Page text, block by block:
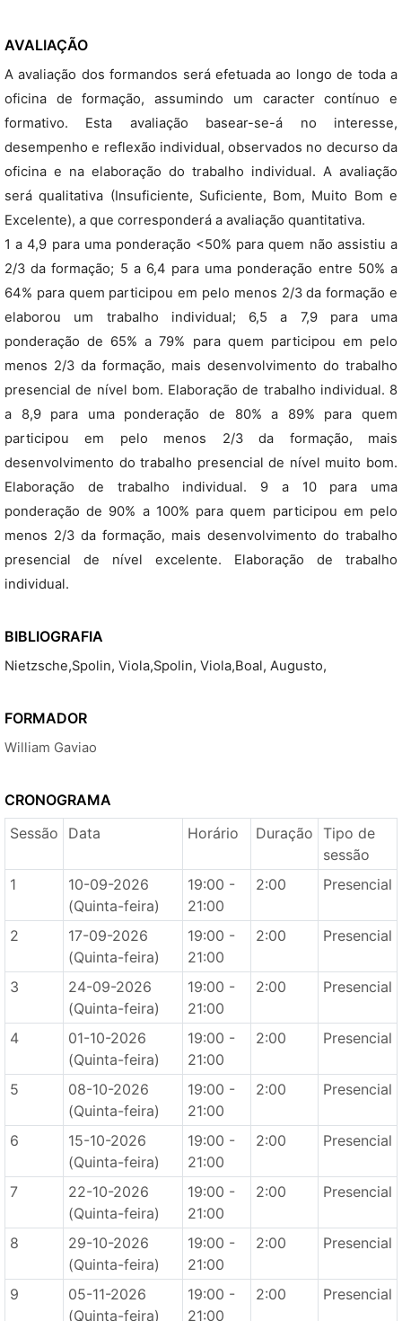
AVALIAÇÃO
A avaliação dos formandos será efetuada ao longo de toda a
oficina de formação, assumindo um caracter contínuo e
formativo. Esta avaliação basear-se-á no interesse,
desempenho e reflexão individual, observados no decurso da
oficina e na elaboração do trabalho individual. A avaliação
será qualitativa (Insuficiente, Suficiente, Bom, Muito Bom e
Excelente), a que corresponderá a avaliação quantitativa.
1 a 4,9 para uma ponderação <50% para quem não assistiu a
2/3 da formação; 5 a 6,4 para uma ponderação entre 50% a
64% para quem participou em pelo menos 2/3 da formação e
elaborou um trabalho individual; 6,5 a 7,9 para uma
ponderação de 65% a 79% para quem participou em pelo
menos 2/3 da formação, mais desenvolvimento do trabalho
presencial de nível bom. Elaboração de trabalho individual. 8
a 8,9 para uma ponderação de 80% a 89% para quem
participou em pelo menos 2/3 da formação, mais
desenvolvimento do trabalho presencial de nível muito bom.
Elaboração de trabalho individual. 9 a 10 para uma
ponderação de 90% a 100% para quem participou em pelo
menos 2/3 da formação, mais desenvolvimento do trabalho
presencial de nível excelente. Elaboração de trabalho
individual.
BIBLIOGRAFIA
Nietzsche,Spolin, Viola,Spolin, Viola,Boal, Augusto,
FORMADOR
William Gaviao
CRONOGRAMA
Sessão
Data Horário Duração Tipo de
sessão
1
10-09-2026
(Quinta-feira)
19:00 -
21:00
2:00 Presencial
2
17-09-2026
(Quinta-feira)
19:00 -
21:00
2:00 Presencial
3
24-09-2026
(Quinta-feira)
19:00 -
21:00
2:00 Presencial
4
01-10-2026
(Quinta-feira)
19:00 -
21:00
2:00 Presencial
5
08-10-2026
(Quinta-feira)
19:00 -
21:00
2:00 Presencial
6
15-10-2026
(Quinta-feira)
19:00 -
21:00
2:00 Presencial
7
22-10-2026
(Quinta-feira)
19:00 -
21:00
2:00 Presencial
8
29-10-2026
(Quinta-feira)
19:00 -
21:00
2:00 Presencial
9
05-11-2026
(Quinta-feira)
19:00 -
21:00
2:00 Presencial